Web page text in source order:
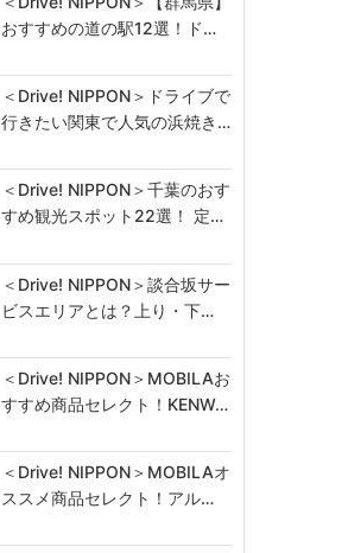
おすすめの道の駅12選！ド…
＜Drive! NIPPON＞ドライブで
行きたい関東で人気の浜焼き…
＜Drive! NIPPON＞千葉のおす
すめ観光スポット22選！ 定…
＜Drive! NIPPON＞談合坂サー
ビスエリアとは？上り・下…
＜Drive! NIPPON＞MOBILAお
すすめ商品セレクト！KENW…
＜Drive! NIPPON＞MOBILAオ
ススメ商品セレクト！アル…